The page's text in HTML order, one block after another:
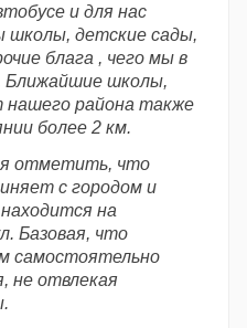
и для нас
школы, детские сады,
блага , чего мы в
Ближайшие школы,
нашего района также
более 2 км.
отметить, что
с городом и
на
Базовая, что
самостоятельно
не отвлекая